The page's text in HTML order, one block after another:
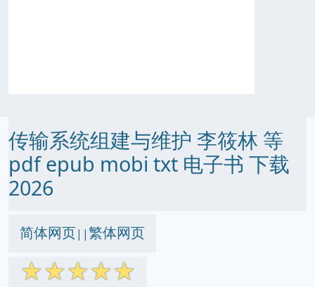
传输系统组建与维护 李筱林 等
pdf epub mobi txt 电子书 下载
2026
简体网页||繁体网页
☆☆☆☆☆